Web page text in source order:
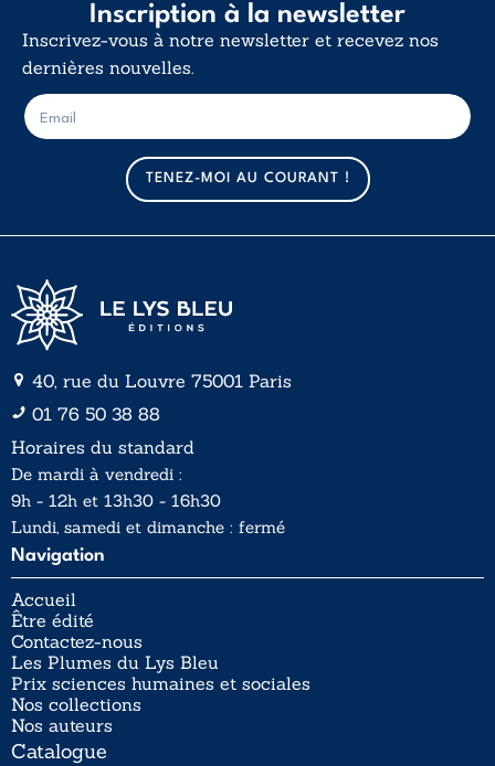
Inscription à la newsletter
Inscrivez-vous à notre newsletter et recevez nos
dernières nouvelles.
m
a
i
l
E
-
m
TENEZ-MOI AU COURANT !
40, rue du Louvre 75001 Paris
01 76 50 38 88
Horaires du standard
De mardi à vendredi :
9h - 12h et 13h30 - 16h30
Lundi, samedi et dimanche : fermé
Navigation
Accueil
Être édité
Contactez-nous
Les Plumes du Lys Bleu
Prix sciences humaines et sociales
Nos collections
Nos auteurs
Catalogue